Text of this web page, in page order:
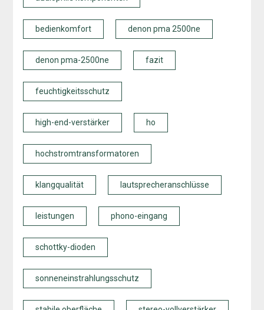
bedienkomfort denon pma 2500ne
denon pma-2500ne fazit
feuchtigkeitsschutz
high-end-verstärker ho
hochstromtransformatoren
klangqualität lautsprecheranschlüsse
leistungen phono-eingang
schottky-dioden
sonneneinstrahlungsschutz